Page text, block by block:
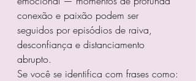
conexão e paixão podem ser
seguidos por episódios de raiva,
desconfiança e distanciamento
abrupto.
Se você se identifica com frases como: